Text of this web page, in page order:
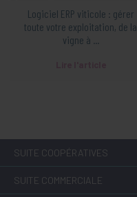
Logiciel ERP viticole : gérer
toute votre exploitation, de la
vigne à ...
SUITE COOPÉRATIVES
SUITE COMMERCIALE